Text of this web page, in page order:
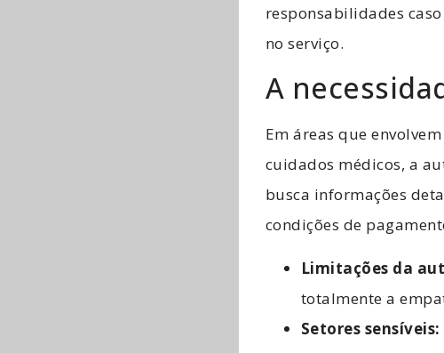
responsabilidades
no serviço.
A
Em áreas que
cuidados médicos, a
busca informações
condições de
Limitações da
totalmente a
Setores sensíveis: